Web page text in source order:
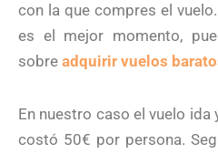
con la que compres el
es el mejor momento,
sobre adquirir vuelos
En nuestro caso el vuelo ida
costó 50€ por persona.